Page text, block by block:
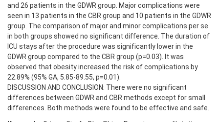
and 26 patients in the GDWR group. Major complications were
seen in 13 patients in the CBR group and 10 patients in the GDWR
group. The comparison of major and minor complications per se
in both groups showed no significant difference. The duration of
ICU stays after the procedure was significantly lower in the
GDWR group compared to the CBR group (p=0.03). It was
observed that obesity increased the risk of complications by
22.89% (95% GA, 5.85-89.55, p=0.01).
DISCUSSION AND CONCLUSION: There were no significant
differences between GDWR and CBR methods except for small
differences. Both methods were found to be effective and safe.